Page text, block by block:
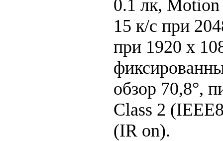
0.1 лк,
15 к/с при
при 1920 x
обзор 70,8°,
Class 2
(IR on).